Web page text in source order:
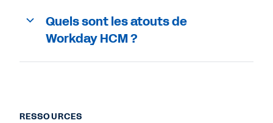
Quels sont les atouts de
Workday HCM ?
RESSOURCES